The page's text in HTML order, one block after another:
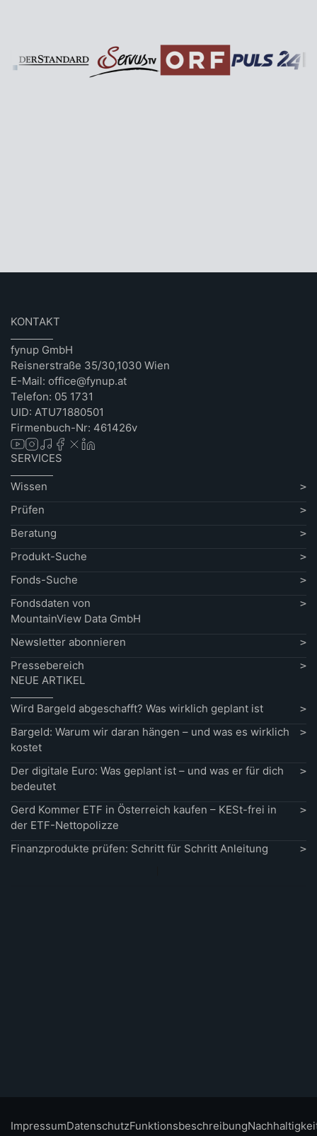
KONTAKT
fynup GmbH
Reisnerstraße 35/30,1030 Wien
E-Mail: office@fynup.at
Telefon: 05 1731
UID: ATU71880501
Firmenbuch-Nr: 461426v
SERVICES
Wissen
Prüfen
Beratung
Produkt-Suche
Fonds-Suche
Fondsdaten von
MountainView Data GmbH
Newsletter abonnieren
Pressebereich
NEUE ARTIKEL
Wird Bargeld abgeschafft? Was wirklich geplant ist
Bargeld: Warum wir daran hängen – und was es wirklich
kostet
Der digitale Euro: Was geplant ist – und was er für dich
bedeutet
Gerd Kommer ETF in Österreich kaufen – KESt-frei in
der ETF-Nettopolizze
Finanzprodukte prüfen: Schritt für Schritt Anleitung
ImpressumDatenschutzFunktionsbeschreibung